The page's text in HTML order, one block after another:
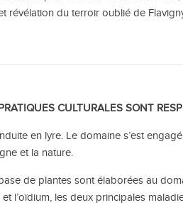
révélation du terroir oublié de
CULTURALES SONT
en lyre. Le domaine s’est
et la nature.
de plantes sont élaborées au
l’oïdium, les deux principales